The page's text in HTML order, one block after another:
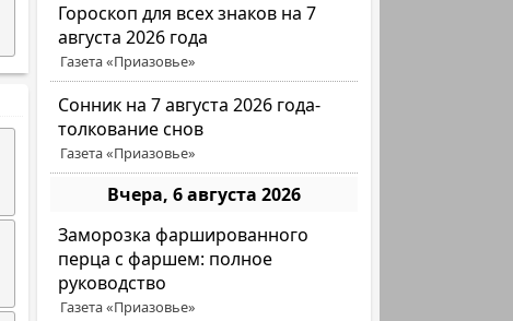
Гороскоп для всех знаков на 7
августа 2026 года
Газета «Приазовье»
Сонник на 7 августа 2026 года-
толкование снов
Газета «Приазовье»
Вчера, 6 августа 2026
Заморозка фаршированного
перца с фаршем: полное
руководство
Газета «Приазовье»